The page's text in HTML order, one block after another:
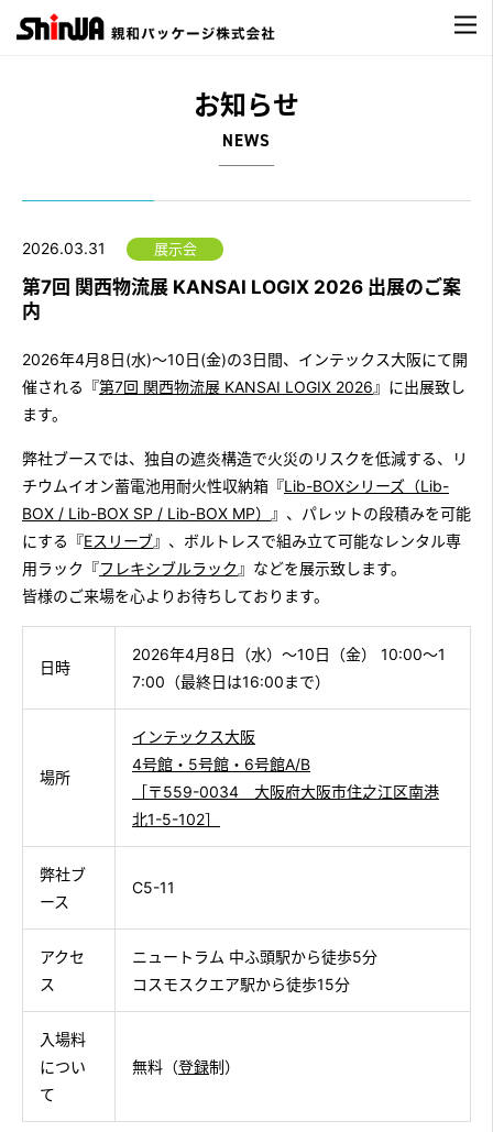
お知らせ
NEWS
2026.03.31 展示会
第7回 関西物流展 KANSAI LOGIX 2026 出展のご案
内
2026年4月8日(水)～10日(金)の3日間、インテックス大阪にて開
催される『第7回 関西物流展 KANSAI LOGIX 2026 』に出展致し
ます。
弊社ブースでは、独自の遮炎構造で火災のリスクを低減する、リ
チウムイオン蓄電池用耐火性収納箱『Lib-BOXシリーズ（Lib-
BOX / Lib-BOX SP / Lib-BOX MP）
』、パレットの段積みを可能
にする『Eスリーブ』、ボルトレスで組み立て可能なレンタル専
用ラック『フレキシブルラック 』などを展示致します。
皆様のご来場を心よりお待ちしております。
日時
2026年4月8日（水）〜10日（金） 10:00〜1
7:00（最終日は16:00まで）
場所
インテックス大阪
4号館・5号館・6号館A/B
［〒559-0034 大阪府大阪市住之江区南港
北1-5-102］
弊社ブ
ース
C5-11
アクセ
ス
ニュートラム 中ふ頭駅から徒歩5分
コスモスクエア駅から徒歩15分
入場料
につい
て
無料（登録制）